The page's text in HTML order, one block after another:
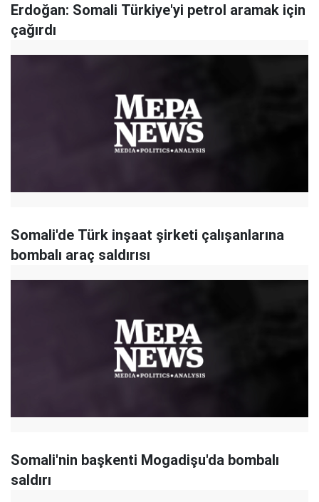
Erdoğan: Somali Türkiye'yi petrol aramak için
çağırdı
Somali'de Türk inşaat şirketi çalışanlarına
bombalı araç saldırısı
Somali'nin başkenti Mogadişu'da bombalı
saldırı